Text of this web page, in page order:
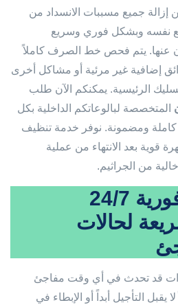
إزالة جميع مسببات الانسداد من
نفسه وبشكل فوري وسريع
عنها. يتم فحص خط الصرف كاملاً
إضافية غير مرئية أو مشاكل أخرى
الرئيسية. يمكنكم الآن طلب
المتخصصة لبالوعاتكم الداخلية بكل
كاملة ومضمونة. نوفر خدمة تنظيف
قوية بعد الانتهاء من عملية
من الجراثيم.
خدمة طوارئ فورية 24/7
لحالات
قد تحدث في أي وقت مفاجئ
يقبل التأجيل أبداً أو الإبطاء في